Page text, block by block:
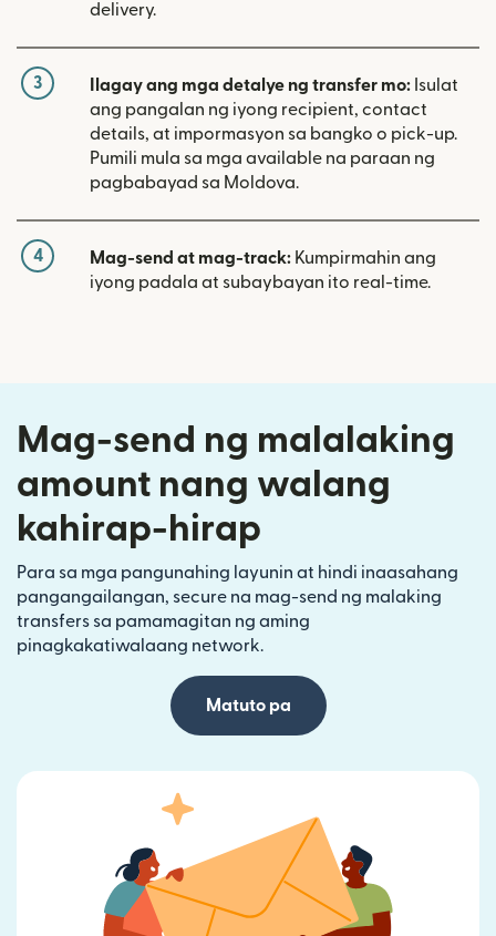
delivery.
3 Ilagay ang mga detalye ng transfer mo: Isulat
ang pangalan ng iyong recipient, contact
details, at impormasyon sa bangko o pick-up.
Pumili mula sa mga available na paraan ng
pagbabayad sa Moldova.
4 Mag-send at mag-track: Kumpirmahin ang
iyong padala at subaybayan ito real-time.
Mag-send ng malalaking
amount nang walang
kahirap-hirap
Para sa mga pangunahing layunin at hindi inaasahang
pangangailangan, secure na mag-send ng malaking
transfers sa pamamagitan ng aming
pinagkakatiwalaang network.
Matuto pa